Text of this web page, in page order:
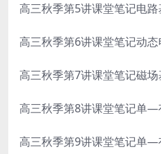
高三秋季第5讲课堂笔记电
高三秋季第6讲课堂笔记动
高三秋季第7讲课堂笔记磁
高三秋季第8讲课堂笔记单
高三秋季第9讲课堂笔记单